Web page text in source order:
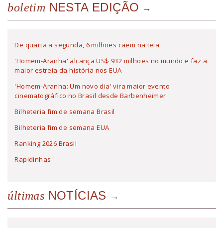
boletim NESTA EDIÇÃO
De quarta a segunda, 6 milhões caem na teia
'Homem-Aranha' alcança US$ 932 milhões no mundo e faz a
maior estreia da história nos EUA
'Homem-Aranha: Um novo dia' vira maior evento
cinematográfico no Brasil desde Barbenheimer
Bilheteria fim de semana Brasil
Bilheteria fim de semana EUA
Ranking 2026 Brasil
Rapidinhas
últimas NOTÍCIAS